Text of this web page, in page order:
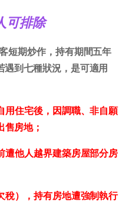
可排除
短期炒作，持有期間五年
遇到七種狀況，是可適用
用住宅後，因調職、非自願
房地；
遭他人越界建築房屋部分房
稅），持有房地遭強制執行